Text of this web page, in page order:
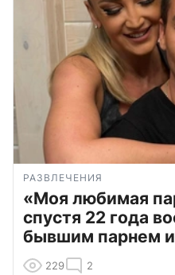
РАЗВЛЕЧЕНИЯ
«Моя любимая
спустя 22 года
бывшим парнем
229 2